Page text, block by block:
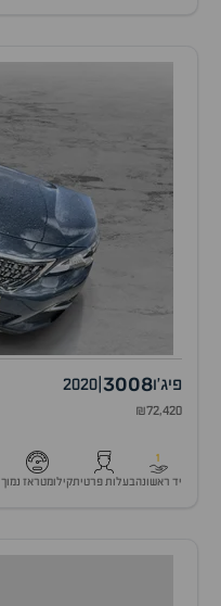
פיג'ו3008
2020
₪72,420
1
יד ראשונהבעלות פרטיתקילומטראז נמוך